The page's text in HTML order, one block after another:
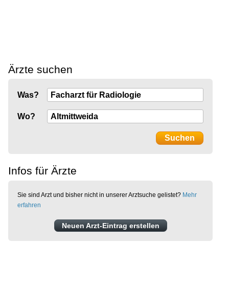
Ärzte suchen
Was?
Wo?
Infos für Ärzte
Sie sind Arzt und bisher nicht in unserer Arztsuche gelistet? Mehr
erfahren
Neuen Arzt-Eintrag erstellen